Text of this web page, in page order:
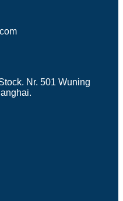
Nr. 501 Wuning